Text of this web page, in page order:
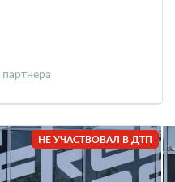
НЕ УЧАСТВОВАЛ В ДТП